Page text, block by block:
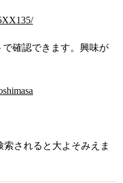
確認できます。興味が
索されると大よそみえま